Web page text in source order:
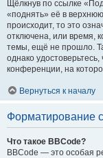
Щёлкнув по ссылке
«поднять» её в
происходит, то это
отключена, или время,
темы, ещё не прошло.
однако
конференции, на
Вернуться к началу
Форматирование
Что такое BBCode?
BBCode — это особая